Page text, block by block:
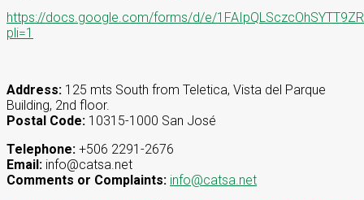
https://docs.google.com/forms/d/e/
pli=1
Address: 125 mts South from Teletica, Vista del Parque
Building, 2nd floor.
Postal Code: 10315-1000 San José
Telephone: +506 2291-2676
Email: info@catsa.net
Comments or Complaints: info@catsa.net